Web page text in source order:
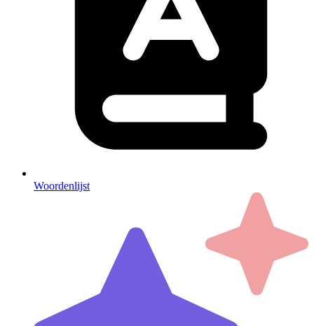
Woordenlijst